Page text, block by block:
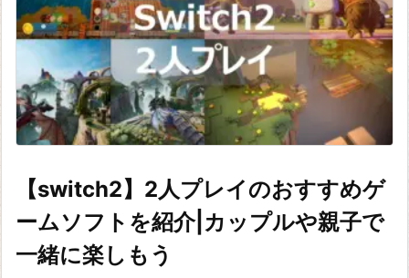
【switch2】2人プレイのおすすめゲ
ームソフトを紹介|カップルや親子で
一緒に楽しもう